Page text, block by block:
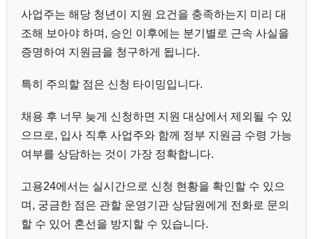
사업주는 해당 청년이 지원 요건을 충족하는지 미리 대
조해 보아야 하며, 승인 이후에는 분기별로 근속 사실을
증명하여 지원금을 청구하게 됩니다.
특히 주의할 점은 신청 타이밍입니다.
채용 후 너무 늦게 신청하면 지원 대상에서 제외될 수 있
으므로, 입사 직후 사업주와 함께 정부 지원금 수령 가능
여부를 상담하는 것이 가장 정확합니다.
고용24에서는 실시간으로 신청 현황을 확인할 수 있으
며, 궁금한 점은 관할 운영기관 상담원에게 전화로 문의
할 수 있어 혼선을 방지할 수 있습니다.